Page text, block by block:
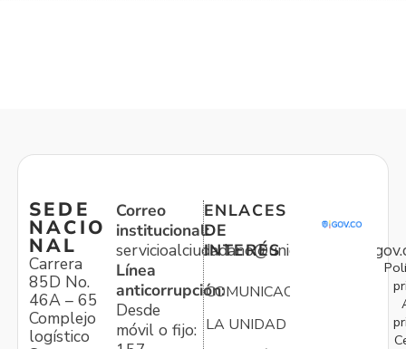
SEDE
NACIO
NAL
Carrera
85D No.
46A – 65
Complejo
logístico
Correo
institucional:
Línea
anticorrupción:
Desde
móvil o fijo:
ENLACES
DE
INTERÉS
COMUNICACIONES
LA UNIDAD